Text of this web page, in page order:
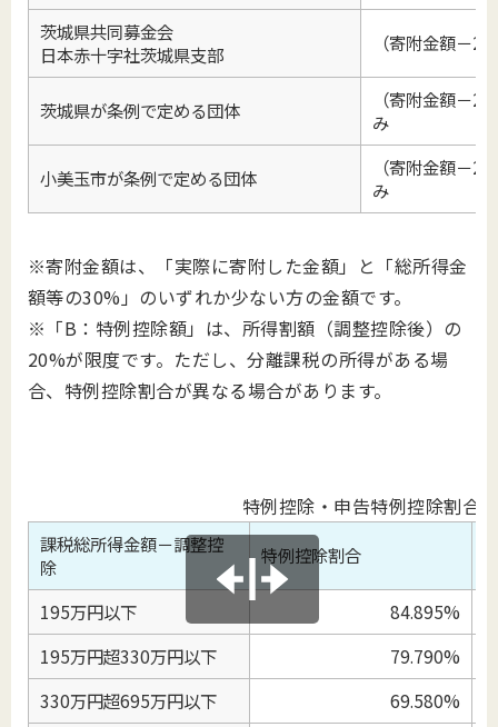
茨城県共同募金会
日本赤十字社茨城県支部
（寄附金額－
茨城県が条例で定める団体
（寄附金額－
み
小美玉市が条例で定める団体
（寄附金額－
み
※寄附金額は、「実際に寄附した金額」と「総所得金
額等の30%」のいずれか少ない方の金額です。
※「B：特例控除額」は、所得割額（調整控除後）の
20%が限度です。ただし、分離課税の所得がある場
合、特例控除割合が異なる場合があります。
特例控除・申告特例控除割合
課税総所得金額－調整控
除
特例控除割合
195万円以下 84.895%
195万円超330万円以下
79.790%
330万円超695万円以下
69.580%